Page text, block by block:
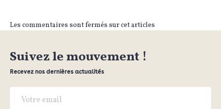
Les commentaires sont fermés sur cet articles
Suivez le mouvement !
Recevez nos dernières actualités